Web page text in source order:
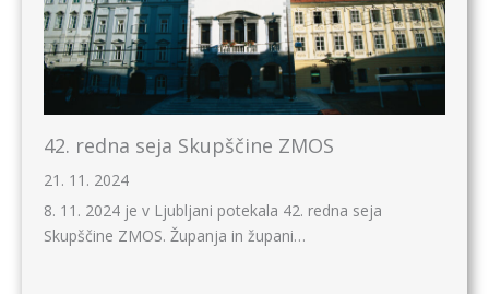
42. redna seja Skupščine ZMOS
21. 11. 2024
8. 11. 2024 je v Ljubljani potekala 42. redna seja
Skupščine ZMOS. Županja in župani…